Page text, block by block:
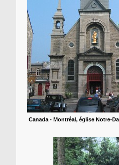
Canada - Montréal, église Notre-